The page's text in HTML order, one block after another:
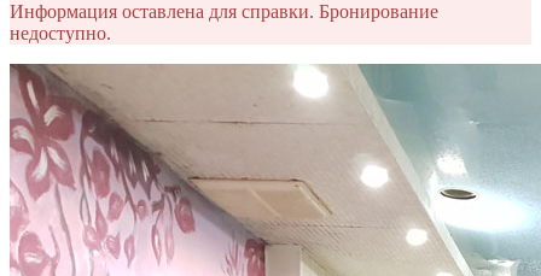
Информация оставлена для справки. Бронирование
недоступно.